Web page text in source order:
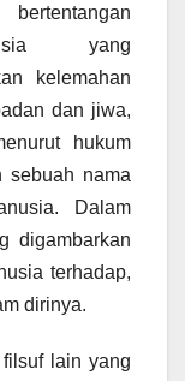
yang
kelemahan
dan jiwa,
hukum
sebuah nama
Dalam
digambarkan
terhadap,
dirinya.
lain yang